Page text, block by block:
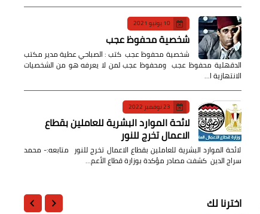
10 يونيو 2021
شخصية محفوظ عجب
شخصية محفوظ عجب كتب : الصباحي عطية مدير مكتب
الدقهلية محفوظ عجب ومحفوظ عجب لمن لا يعرفه هو من الشخصيات
الانتهازية ا…
23 نوفمبر 2022
لائحة الموارد البشرية للعاملين بقطاع
الاعمال تخرج للنور
لائحة الموارد البشرية للعاملين بقطاع الاعمال تخرج للنور متابعه:- محمد
سراج الدين كشفت مصادر مؤكدة بوزارة قطاع الأعم…
اخترنا لك